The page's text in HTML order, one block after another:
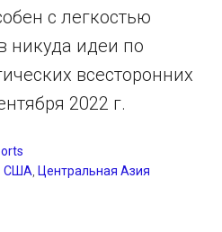
с легкостью
никуда идеи по
всесторонних
2022 г.
,США Центральная Азия